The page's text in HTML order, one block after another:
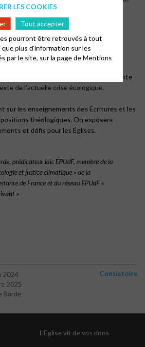
les Écritures contiennent de
sur notre relation avec la
les Pères de l’Église, beaucoup de
sur ce thème, maintenant d’une brûlante
de l’actuelle crise écologique.
sur les enseignements des Écritures et les
théologiques. On exposera
et défis pour les Églises.
prédicateur laïc EPUdF, membre de la
et justice climatique » de la
de France et du réseau EPUdF «
»
2024
2025
Barde
Consistoire
L'Eglise vit de vos dons
LES COOKIES
Tout accepter
pourront être retrouvés à tout
que plus d'information sur les
par le site, sur la page deMentions